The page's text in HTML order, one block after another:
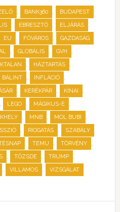
, BANK360 , BUDAPEST
, ÉBRESZTŐ , ELJÁRÁS ,
EU , FŐVÁROS , GAZDASÁG
, GLOBÁLIS , GVH ,
, HÁZTARTÁS ,
BÁLINT , INFLÁCIÓ ,
, KERÉKPÁR , KÍNAI ,
, LEGO , MÁGIKUS-E ,
, MNB , MOL BUBI ,
, RIOGATÁS , SZABÁLY
, TEMU , TÖRVÉNY ,
, TŐZSDE , TRUMP ,
, VILLAMOS , VIZSGÁLAT